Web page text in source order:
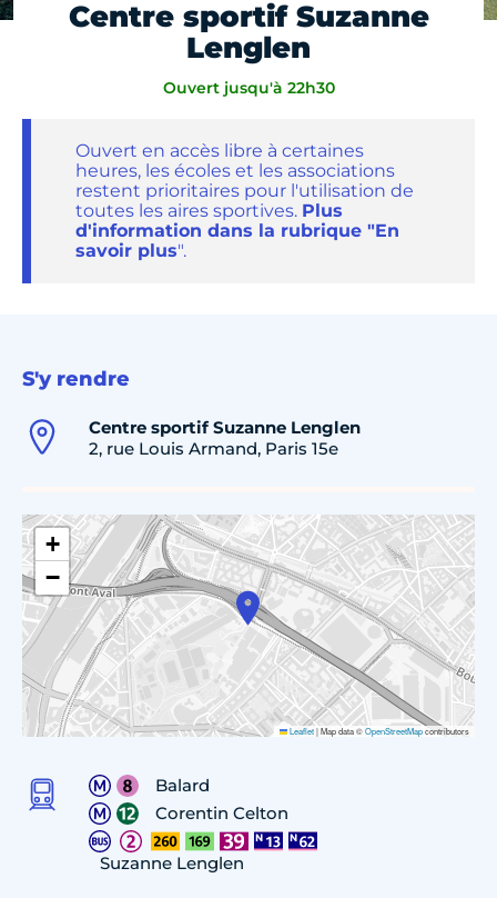
Centre sportif Suzanne
Lenglen
Ouvert jusqu'à 22h30
Ouvert en accès libre à certaines
heures, les écoles et les associations
restent prioritaires pour l'utilisation de
toutes les aires sportives. Plus
d'information dans la rubrique "En
savoir plus".
S'y rendre
Centre sportif Suzanne Lenglen
2, rue Louis Armand, Paris 15e
+
−
Leaflet|Map data ©OpenStreetMapcontributors
Balard
Corentin Celton
Suzanne Lenglen